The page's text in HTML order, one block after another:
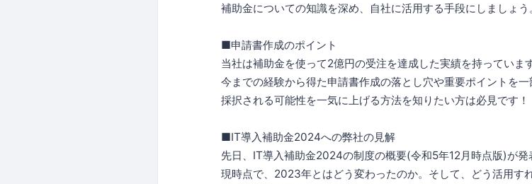
補助金についての知識を深め、自社に活用する手段にしましょ
■申請書作成のポイント
当社は補助金を使って2億円の受注を達成した実績を持っています
今までの経験から得た申請書作成の落とし穴や重要ポイントを一
採択される可能性を一気に上げる方法を知りたい方は必見です！
■IT導入補助金2024への弊社の見解
先日、IT導入補助金2024の制度の概要(令和5年12月時点版)が発
現時点で、2023年とはどう変わったのか。そして、どう活用す